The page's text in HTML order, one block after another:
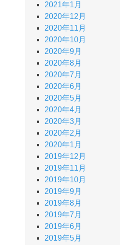
2021年1月
2020年12月
2020年11月
2020年10月
2020年9月
2020年8月
2020年7月
2020年6月
2020年5月
2020年4月
2020年3月
2020年2月
2020年1月
2019年12月
2019年11月
2019年10月
2019年9月
2019年8月
2019年7月
2019年6月
2019年5月